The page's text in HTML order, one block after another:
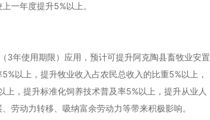
一年度提升5%以上。
3年使用期限）应用，预计可提升阿克陶县畜牧业安置
以上，提升牧业收入占农民总收入的比重5%以上，
，提升标准化饲养技术普及率5%以上，提升从业人
劳动力转移、吸纳富余劳动力等带来积极影响。